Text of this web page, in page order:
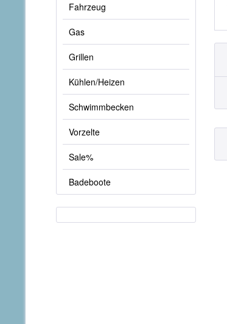
Fahrzeug
Gas
Grillen
Kühlen/Heizen
Schwimmbecken
Vorzelte
Sale%
Badeboote